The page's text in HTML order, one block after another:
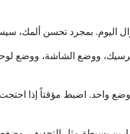
ووضع الشاشة، ووضع لوحة
اضبط مؤقتاً إذا